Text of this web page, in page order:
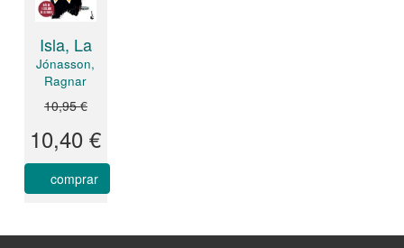
Isla, La
Jónasson,
Ragnar
10,95 €
10,40 €
comprar